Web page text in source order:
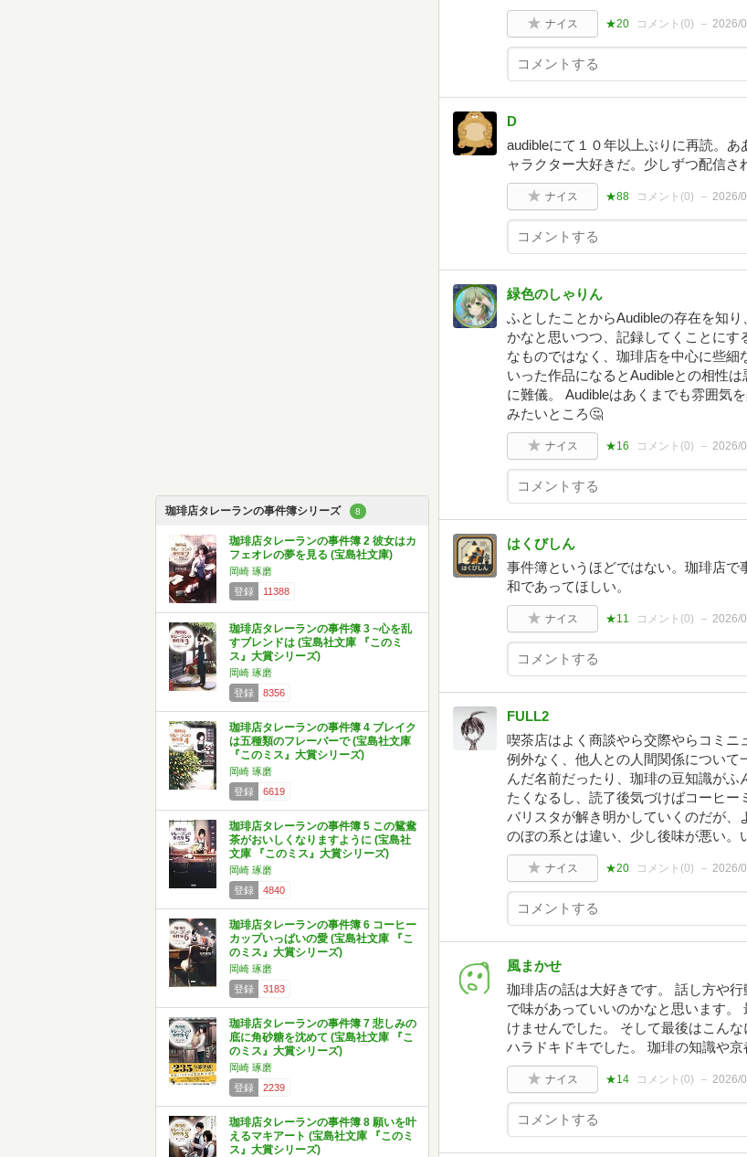
珈琲店タレーランの事件簿シリーズ 8
珈琲店タレーランの事件簿 2 彼女はカ
フェオレの夢を見る (宝島社文庫)
岡崎 琢磨
登録
11388
珈琲店タレーランの事件簿 3 ~心を乱
すブレンドは (宝島社文庫 『このミ
ス』大賞シリーズ)
岡崎 琢磨
登録
8356
珈琲店タレーランの事件簿 4 ブレイク
は五種類のフレーバーで (宝島社文庫
『このミス』大賞シリーズ)
岡崎 琢磨
登録
6619
珈琲店タレーランの事件簿 5 この鴛鴦
茶がおいしくなりますように (宝島社
文庫 『このミス』大賞シリーズ)
岡崎 琢磨
登録
4840
珈琲店タレーランの事件簿 6 コーヒー
カップいっぱいの愛 (宝島社文庫 『こ
のミス』大賞シリーズ)
岡崎 琢磨
登録
3183
珈琲店タレーランの事件簿 7 悲しみの
底に角砂糖を沈めて (宝島社文庫 『こ
のミス』大賞シリーズ)
岡崎 琢磨
登録
2239
珈琲店タレーランの事件簿 8 願いを叶
えるマキアート (宝島社文庫 『このミ
ス』大賞シリーズ)
ナイス ★20 コメント(0) 2026/
D
audibleにて１０年以上ぶりに再読。
ャラクター大好きだ。少しずつ配信さ
ナイス ★88 コメント(0) 2026/
緑色のしゃりん
ふとしたことからAudibleの存在を知
かなと思いつつ、記録してくことに
なものではなく、珈琲店を中心に些細
いった作品になるとAudibleとの相性
に難儀。 Audibleはあくまでも雰囲気
みたいところ🤔
ナイス ★16 コメント(0) 2026/
はくびしん
事件簿というほどではない。珈琲店
和であってほしい。
ナイス ★11 コメント(0) 2026/
FULL2
喫茶店はよく商談やら交際やらコミニ
例外なく、他人との人間関係につい
んだ名前だったり、珈琲の豆知識が
たくなるし、読了後気づけばコーヒ
バリスタが解き明かしていくのだが
のぼの系とは違い、少し後味が悪い。
ナイス ★20 コメント(0) 2026/
風まかせ
珈琲店の話は大好きです。 話し方や
で味があっていいのかなと思います
けませんでした。 そして最後はこん
ハラドキドキでした。 珈琲の知識や
ナイス ★14 コメント(0) 2026/